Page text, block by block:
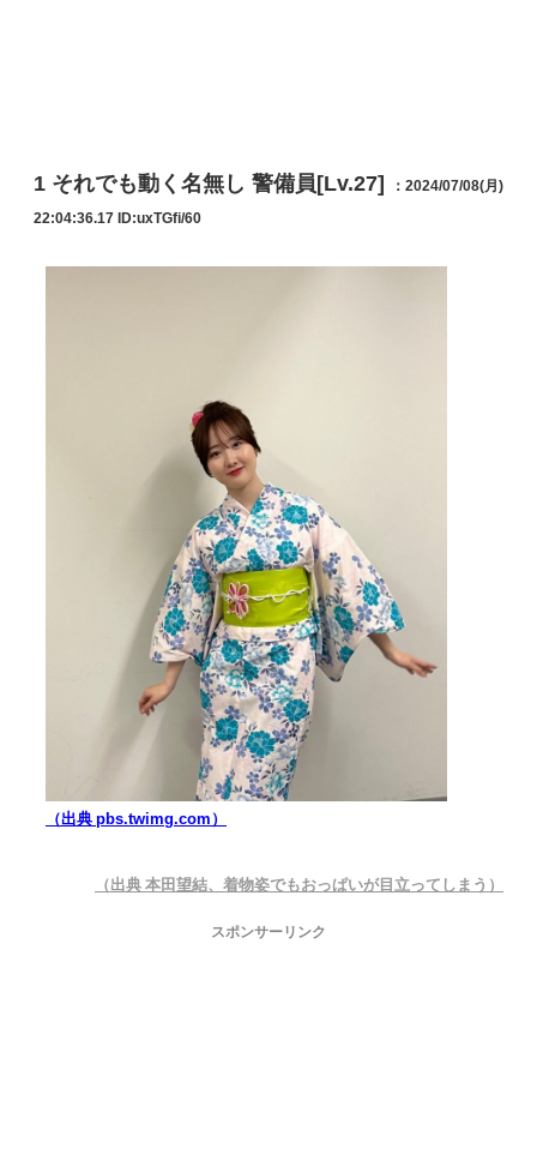
1 それでも動く名無し 警備員[Lv.27] ：2024/07/08(月)
22:04:36.17 ID:uxTGfi/60
（出典 pbs.twimg.com）
（出典 本田望結、着物姿でもおっぱいが目立ってしまう）
スポンサーリンク